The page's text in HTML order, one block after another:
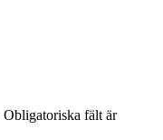
Obligatoriska fält är